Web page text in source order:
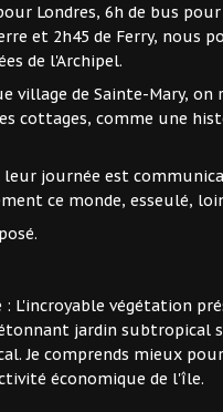
Londres, 6h de bus pour
et 2h45 de Ferry, nous
de l'Archipel.
village de Sainte-Mary, on
cottages, comme une
journée est
ce monde, esseulé,
L'incroyable végétation
jardin subtropical
Je comprends mieux
économique de l'île.